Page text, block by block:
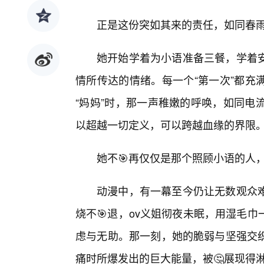
正是这份突如其来的责任，如同春
她开始学着为小语准备三餐，学着
情所传达的情绪。每一个“第一次”都
“妈妈”时，那一声稚嫩的呼唤，如同
以超越一切定义，可以跨越血缘的界限
她不🎯再仅仅是那个照顾小语的人
动漫中，有一幕至今仍让无数观
烧不🎯退，ov义姐彻夜未眠，用湿毛
虑与无助。那一刻，她的脆弱与坚强
痛时所爆发出的巨大能量，被🤔展现得